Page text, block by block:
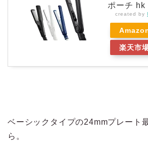
ポーチ hk
created by
楽天市
ベーシックタイプの24mmプレート
ら。